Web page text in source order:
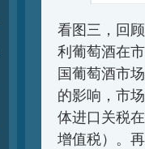
看图三，回
利葡萄酒在
国葡萄酒市
的影响，市
体进口关税
增值税）。